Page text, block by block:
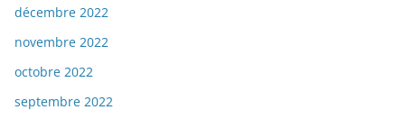
décembre 2022
novembre 2022
octobre 2022
septembre 2022